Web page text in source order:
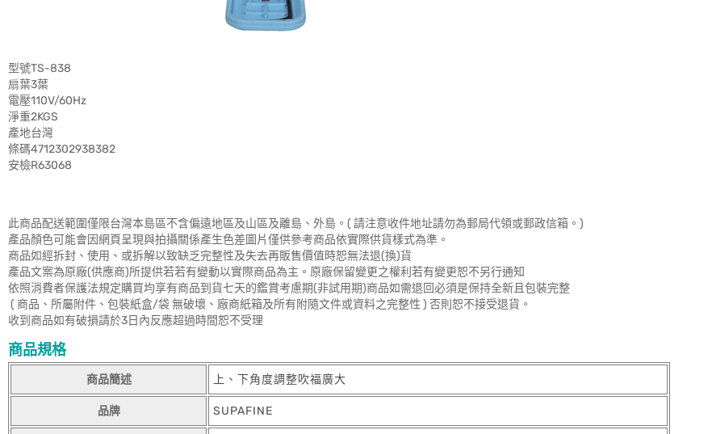
型號TS-838
扇葉3葉
電壓110V/60Hz
淨重2KGS
產地台灣
條碼4712302938382
安檢R63068
此商品配送範圍僅限台灣本島區不含偏遠地區及山區及離島、外島。( 請注意收件地址請勿為郵局代領或郵政信箱。)
產品顏色可能會因網頁呈現與拍攝關係產生色差圖片僅供參考商品依實際供貨樣式為準。
商品如經拆封、使用、或拆解以致缺乏完整性及失去再販售價值時恕無法退(換)貨
產品文案為原廠(供應商)所提供若若有變動以實際商品為主。原廠保留變更之權利若有變更恕不另行通知
依照消費者保護法規定購買均享有商品到貨七天的鑑賞考慮期(非試用期)商品如需退回必須是保持全新且包裝完整
( 商品、所屬附件、包裝紙盒/袋 無破壞、廠商紙箱及所有附隨文件或資料之完整性 ) 否則恕不接受退貨。
收到商品如有破損請於3日內反應超過時間恕不受理
商品規格
商品簡述 上、下角度調整吹福廣大
品牌 SUPAFINE